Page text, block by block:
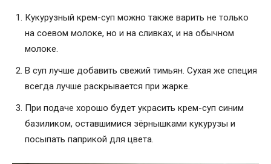
Кукурузный крем-суп можно также варить не только
на соевом молоке, но и на сливках, и на обычном
молоке.
В суп лучше добавить свежий тимьян. Сухая же специя
всегда лучше раскрывается при жарке.
При подаче хорошо будет украсить крем-суп синим
базиликом, оставшимися зёрнышками кукурузы и
посыпать паприкой для цвета.